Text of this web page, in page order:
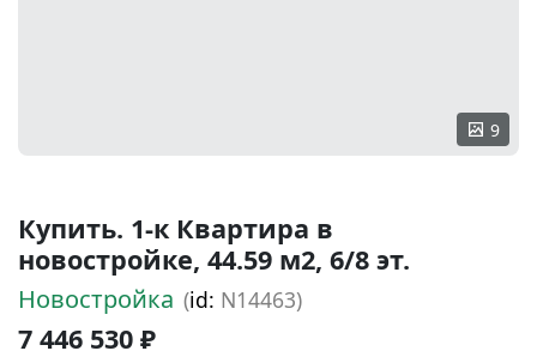
9
Купить. 1-к Квартира в
новостройке, 44.59 м2, 6/8 эт.
Новостройка (id: N14463)
7 446 530 ₽